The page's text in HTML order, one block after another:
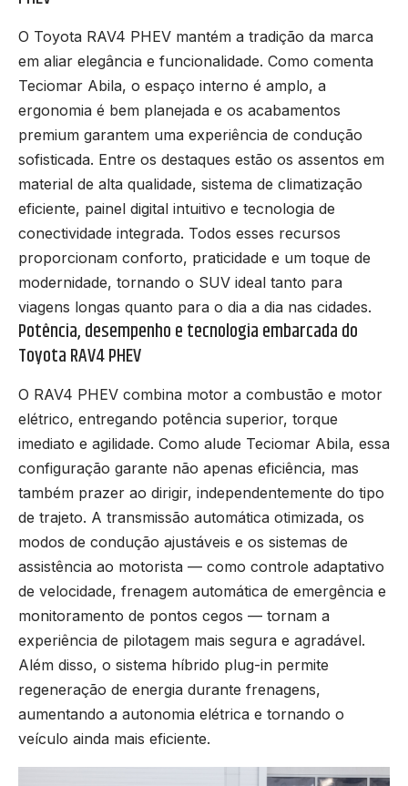
O Toyota RAV4 PHEV mantém a tradição da marca
em aliar elegância e funcionalidade. Como comenta
Teciomar Abila, o espaço interno é amplo, a
ergonomia é bem planejada e os acabamentos
premium garantem uma experiência de condução
sofisticada. Entre os destaques estão os assentos em
material de alta qualidade, sistema de climatização
eficiente, painel digital intuitivo e tecnologia de
conectividade integrada. Todos esses recursos
proporcionam conforto, praticidade e um toque de
modernidade, tornando o SUV ideal tanto para
viagens longas quanto para o dia a dia nas cidades.
Potência, desempenho e tecnologia embarcada do
Toyota RAV4 PHEV
O RAV4 PHEV combina motor a combustão e motor
elétrico, entregando potência superior, torque
imediato e agilidade. Como alude Teciomar Abila, essa
configuração garante não apenas eficiência, mas
também prazer ao dirigir, independentemente do tipo
de trajeto. A transmissão automática otimizada, os
modos de condução ajustáveis e os sistemas de
assistência ao motorista — como controle adaptativo
de velocidade, frenagem automática de emergência e
monitoramento de pontos cegos — tornam a
experiência de pilotagem mais segura e agradável.
Além disso, o sistema híbrido plug-in permite
regeneração de energia durante frenagens,
aumentando a autonomia elétrica e tornando o
veículo ainda mais eficiente.